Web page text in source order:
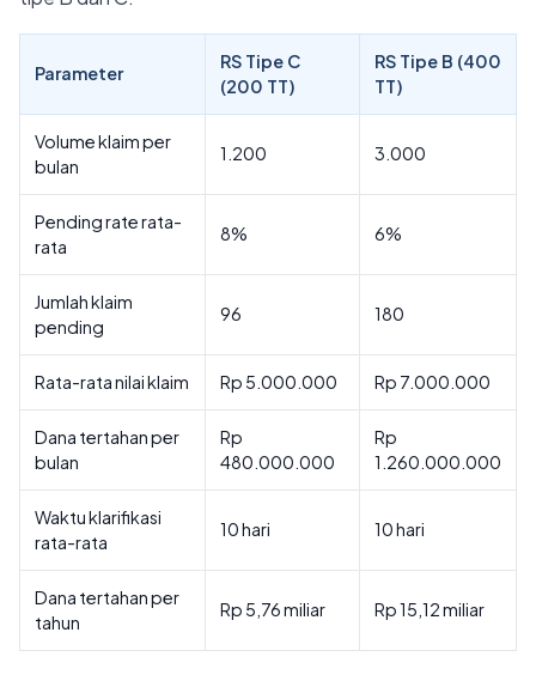
Parameter
RS Tipe C
(200 TT)
RS Tipe B (400
TT)
Volume klaim per
bulan
1.200 3.000
Pending rate rata-
rata
8% 6%
Jumlah klaim
pending
96 180
Rata-rata nilai klaim Rp 5.000.000 Rp 7.000.000
Dana tertahan per
bulan
Rp
480.000.000
Rp
1.260.000.000
Waktu klarifikasi
rata-rata
10 hari 10 hari
Dana tertahan per
tahun
Rp 5,76 miliar Rp 15,12 miliar